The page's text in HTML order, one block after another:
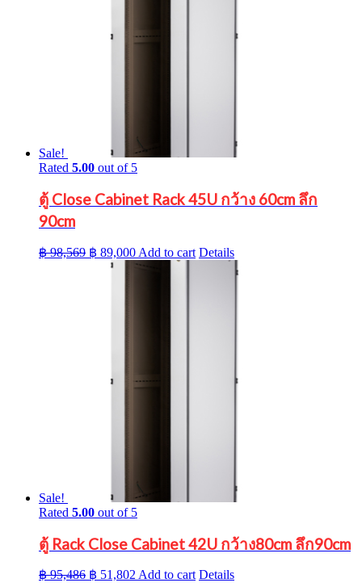
Sale!
Rated 5.00 out of 5
ตู้ Close Cabinet Rack 45U กว้าง 60cm ลึก
90cm
฿98,569 Original
price
฿ 89,000Current
price
Add to cart Details
Sale!
Rated 5.00 out of 5
ตู้ Rack Close Cabinet 42U กว้าง80cm ลึก90cm
฿95,486 Original
฿ 51,802 Current
Add to cart Details